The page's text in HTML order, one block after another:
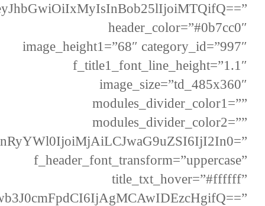
header_color=”#0b7cc0″
image_height1=”68″ category_id=”997″
f_title1_font_line_height=”1.1″
image_size=”td_485x360″
modules_divider_color1=””
modules_divider_color2=””
f_header_font_transform=”uppercase”
title_txt_hover=”#ffffff”